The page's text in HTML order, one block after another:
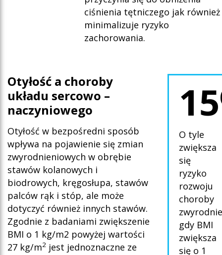
ciśnienia tętniczego jak również
minimalizuje ryzyko
zachorowania.
Otyłość a choroby
układu sercowo –
naczyniowego
Otyłość w bezpośredni sposób
wpływa na pojawienie się zmian
zwyrodnieniowych w obrębie
stawów kolanowych i
biodrowych, kręgosłupa, stawów
palców rąk i stóp, ale może
dotyczyć również innych stawów.
Zgodnie z badaniami zwiększenie
BMI o 1 kg/m2 powyżej wartości
27 kg/m2 jest jednoznaczne ze
O tyle
zwiększa
się
ryzyko
rozwoju
choroby
gdy BMI
zwiększa
się o 1